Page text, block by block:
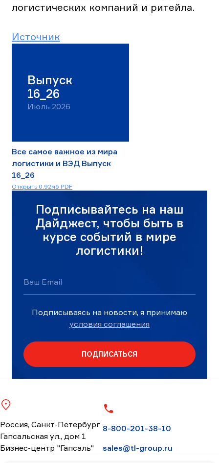
логистических компаний и ритейла.
Источник
Выпуск
16_26
Июль 2026
Все самое важное из мира
логистики и ВЭД Выпуск
16_26
Скачать
Открыть 0.92мб PDF
Подписывайтесь на наш
Дайджест, чтобы быть в
курсе событий в мире
логистики!
Ваш Email
Подписываясь на новости, я принимаю
условия соглашения
ПОДПИСАТЬСЯ
Россия, Санкт-Петербург
Гапсальская ул., дом 1
Бизнес-центр "Гапсаль"
8-800-201-38-10
sales@tl-group.ru